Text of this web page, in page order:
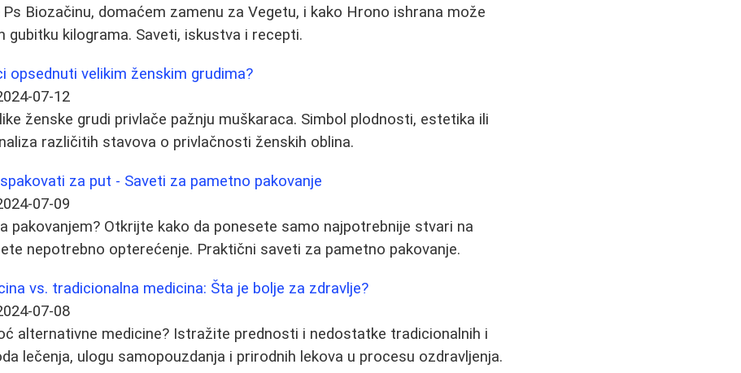
Biozačinu, domaćem zamenu za Vegetu, i kako Hrono ishrana može
gubitku kilograma. Saveti, iskustva i recepti.
opsednuti velikim ženskim grudima?
07-12
ženske grudi privlače pažnju muškaraca. Simbol plodnosti, estetika ili
različitih stavova o privlačnosti ženskih oblina.
za put - Saveti za pametno pakovanje
07-09
pakovanjem? Otkrijte kako da ponesete samo najpotrebnije stvari na
nepotrebno opterećenje. Praktični saveti za pametno pakovanje.
vs. tradicionalna medicina: Šta je bolje za zdravlje?
07-08
alternativne medicine? Istražite prednosti i nedostatke tradicionalnih i
lečenja, ulogu samopouzdanja i prirodnih lekova u procesu ozdravljenja.